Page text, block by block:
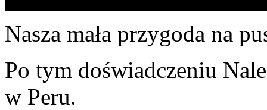
Nasza mała przygoda na
Po tym doświadczeniu
w Peru.